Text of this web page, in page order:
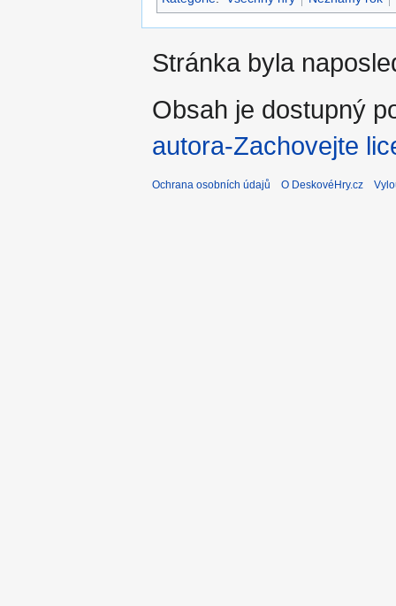
Stránka byla
Obsah je dostupný
autora-Zachovejte
Ochrana osobních údajů O DeskovéHry.cz